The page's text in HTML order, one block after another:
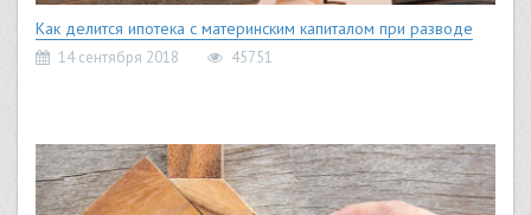
Как делится ипотека с материнским капиталом при разводе
14 сентября 2018 45751